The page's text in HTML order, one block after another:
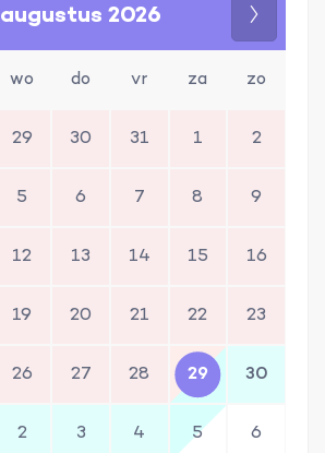
augustus 2026
wo do vr za zo
29 30 31 1 2
5 6 7 8 9
12 13 14 15 16
19 20 21 22 23
26 27 28 29 30
2 3 4 5 6